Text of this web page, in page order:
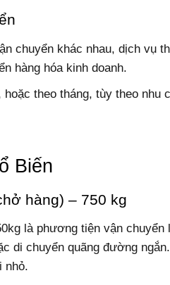
chuyển khác nhau, dịch vụ
hàng hóa kinh doanh.
theo tháng, tùy theo nhu
Biến
hàng) – 750 kg
là phương tiện vận chuyển
di chuyển quãng đường
nhỏ.